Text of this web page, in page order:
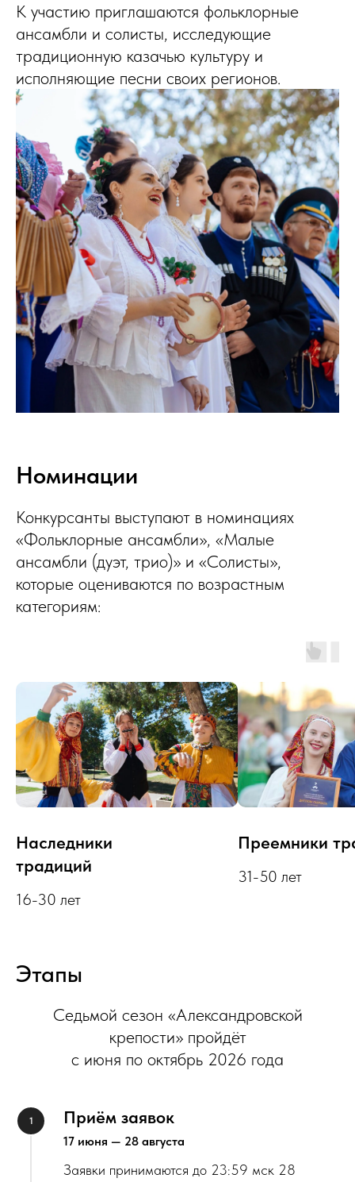
К участию приглашаются фольклорные
ансамбли и солисты, исследующие
традиционную казачью культуру и
исполняющие песни своих регионов.
Номинации
Конкурсанты выступают в номинациях
«Фольклорные ансамбли», «Малые
ансамбли (дуэт, трио)» и «Солисты»,
которые оцениваются по возрастным
категориям:
Наследники
традиций
16-30 лет
Преемники
31-50 лет
Этапы
Седьмой сезон «Александровской
крепости» пройдёт
с июня по октябрь 2026 года
Приём заявок
17 июня — 28 августа
Заявки принимаются до 23:59 мск 28